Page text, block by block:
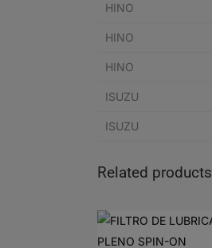
HINO
HINO
HINO
ISUZU
ISUZU
Related products